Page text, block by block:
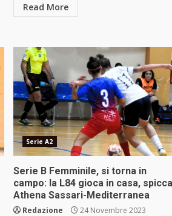
Read More
Serie A2
Serie B Femminile, si torna in
campo: la L84 gioca in casa, spicca
Athena Sassari-Mediterranea
Redazione 24 Novembre 2023